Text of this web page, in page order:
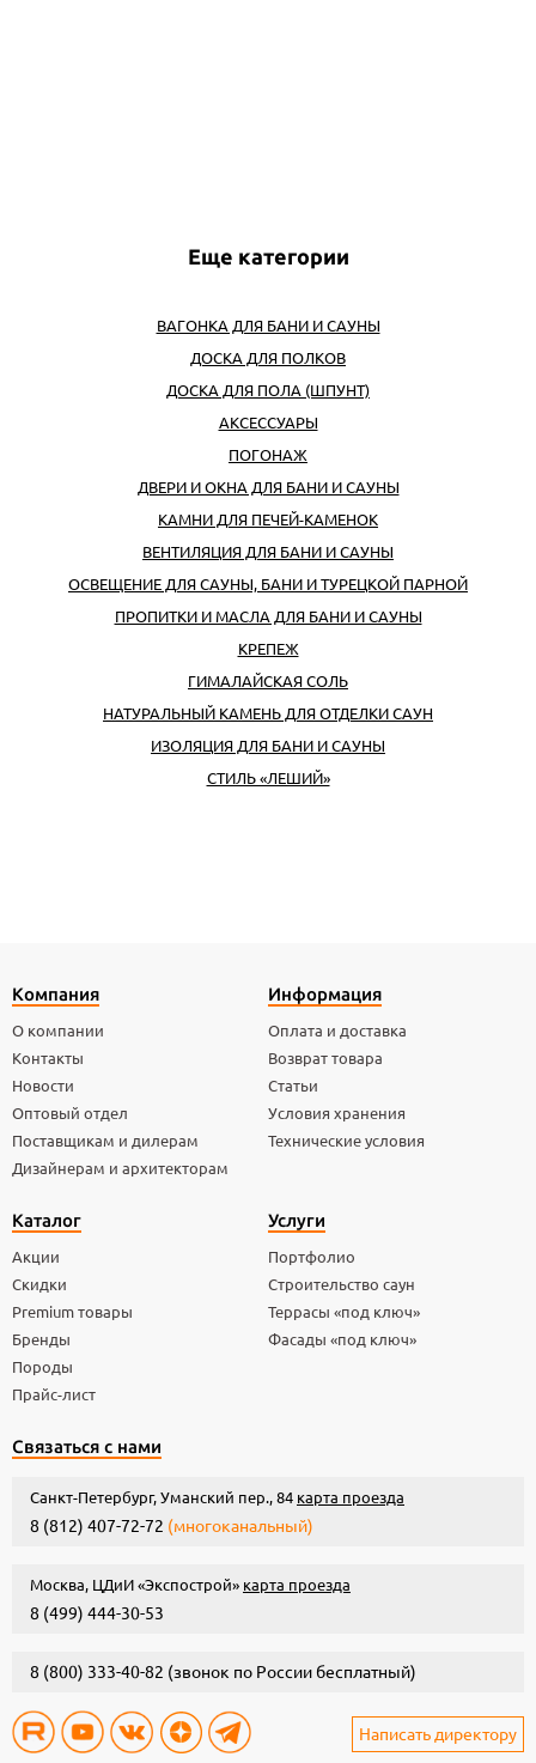
Еще категории
ВАГОНКА ДЛЯ БАНИ И САУНЫ
ДОСКА ДЛЯ ПОЛКОВ
ДОСКА ДЛЯ ПОЛА (ШПУНТ)
АКСЕССУАРЫ
ПОГОНАЖ
ДВЕРИ И ОКНА ДЛЯ БАНИ И САУНЫ
КАМНИ ДЛЯ ПЕЧЕЙ-КАМЕНОК
ВЕНТИЛЯЦИЯ ДЛЯ БАНИ И САУНЫ
ОСВЕЩЕНИЕ ДЛЯ САУНЫ, БАНИ И ТУРЕЦКОЙ ПАРНОЙ
ПРОПИТКИ И МАСЛА ДЛЯ БАНИ И САУНЫ
КРЕПЕЖ
ГИМАЛАЙСКАЯ СОЛЬ
НАТУРАЛЬНЫЙ КАМЕНЬ ДЛЯ ОТДЕЛКИ САУН
ИЗОЛЯЦИЯ ДЛЯ БАНИ И САУНЫ
СТИЛЬ «ЛЕШИЙ»
Компания
О компании
Контакты
Новости
Оптовый отдел
Поставщикам и дилерам
Дизайнерам и архитекторам
Информация
Оплата и доставка
Возврат товара
Статьи
Условия хранения
Технические условия
Каталог
Акции
Скидки
Premium товары
Бренды
Породы
Прайс-лист
Услуги
Портфолио
Строительство саун
Террасы «под ключ»
Фасады «под ключ»
Связаться с нами
Санкт-Петербург, Уманский пер., 84 карта проезда
8 (812) 407-72-72 (многоканальный)
Москва, ЦДиИ «Экспострой» карта проезда
8 (499) 444-30-53
8 (800) 333-40-82 (звонок по России бесплатный)
Написать директору